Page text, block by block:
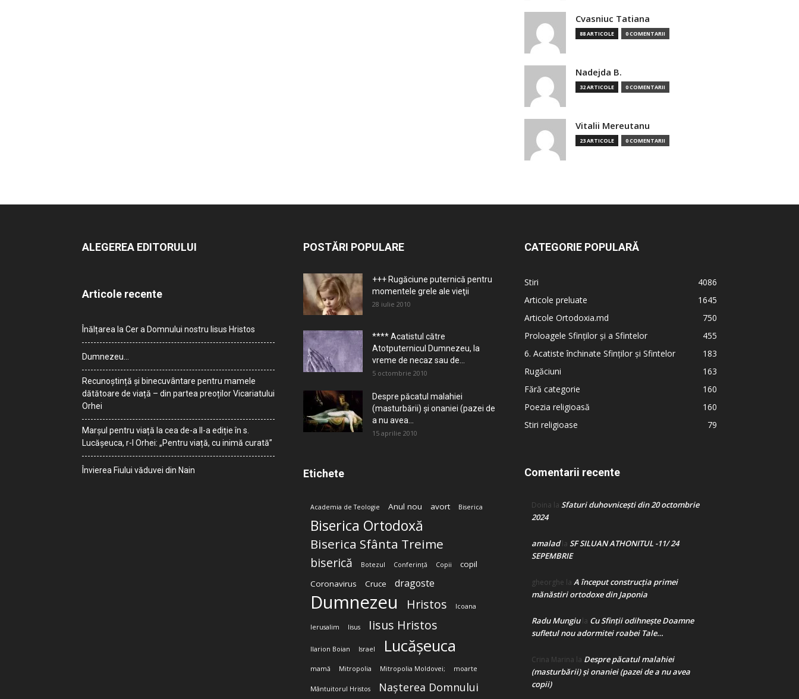
Cvasniuc Tatiana
88 ARTICOLE 0 COMENTARII
Nadejda B.
32 ARTICOLE 0 COMENTARII
Vitalii Mereutanu
23 ARTICOLE 0 COMENTARII
ALEGEREA EDITORULUI
Articole recente
Înălțarea la Cer a Domnului nostru Iisus Hristos
Dumnezeu…
Recunoștință și binecuvântare pentru mamele
dătătoare de viață – din partea preoților Vicariatului
Orhei
Marșul pentru viață la cea de-a II-a ediție în s.
Lucășeuca, r-l Orhei: „Pentru viață, cu inimă curată”
Învierea Fiului văduvei din Nain
POSTĂRI POPULARE
+++ Rugăciune puternică pentru
momentele grele ale vieţii
28 iulie 2010
**** Acatistul către
Atotputernicul Dumnezeu, la
vreme de necaz sau de...
5 octombrie 2010
Despre păcatul malahiei
(masturbării) şi onaniei (pazei de
a nu avea...
15 aprilie 2010
Etichete
Academia de Teologie Anul nou avort Biserica
Biserica Ortodoxă
Biserica Sfânta Treime
biserică Botezul Conferință Copii
copil
Coronavirus
Cruce dragoste
Dumnezeu Hristos Icoana
Ierusalim Iisus Iisus Hristos
Ilarion Boian Israel Lucășeuca
mamă Mitropolia Mitropolia Moldovei; moarte
Mântuitorul Hristos Nașterea Domnului
CATEGORIE POPULARĂ
Stiri
4086
Articole preluate
1645
Articole Ortodoxia.md
750
Proloagele Sfinților și a Sfintelor
455
6. Acatiste închinate Sfinților și Sfintelor
183
Rugăciuni
163
Fără categorie
160
Poezia religioasă
160
Stiri religioase
79
Comentarii recente
Doina la Sfaturi duhovnicești din 20 octombrie
2024
amaladla SF SILUAN ATHONITUL -11/ 24
SEPEMBRIE
gheorghe la A început construcţia primei
mănăstiri ortodoxe din Japonia
Radu Mungiula Cu Sfinții odihnește Doamne
sufletul nou adormitei roabei Tale…
Crina Marina la Despre păcatul malahiei
(masturbării) şi onaniei (pazei de a nu avea
copii)